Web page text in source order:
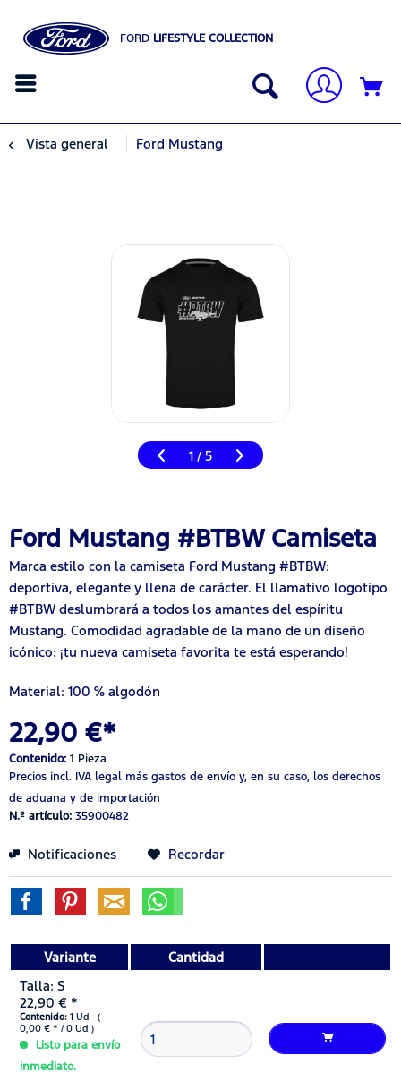
FORD LIFESTYLE COLLECTION
Vista general Ford Mustang
1 / 5
Ford Mustang #BTBW Camiseta
Marca estilo con la camiseta Ford Mustang #BTBW:
deportiva, elegante y llena de carácter. El llamativo logotipo
#BTBW deslumbrará a todos los amantes del espíritu
Mustang. Comodidad agradable de la mano de un diseño
icónico: ¡tu nueva camiseta favorita te está esperando!
Material: 100 % algodón
22,90 €*
Contenido: 1 Pieza
Precios incl. IVA legal más gastos de envío y, en su caso, los derechos
de aduana y de importación
N.º artículo: 35900482
Notificaciones Recordar
Variante
Cantidad
Talla: S
22,90 € *
Contenido: 1 Ud (
0,00 € * / 0 Ud )
Listo para envío
inmediato.